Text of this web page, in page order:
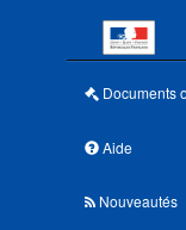
Documents
Aide
Nouveautés